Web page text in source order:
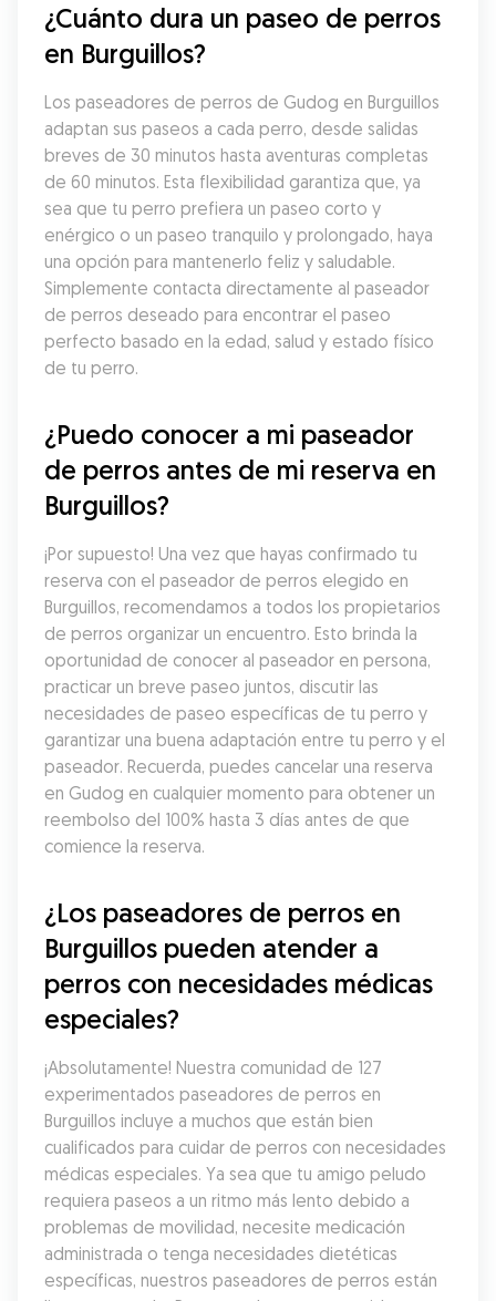
¿Cuánto dura un paseo de perros
en Burguillos?
Los paseadores de perros de Gudog en Burguillos
adaptan sus paseos a cada perro, desde salidas
breves de 30 minutos hasta aventuras completas
de 60 minutos. Esta flexibilidad garantiza que, ya
sea que tu perro prefiera un paseo corto y
enérgico o un paseo tranquilo y prolongado, haya
una opción para mantenerlo feliz y saludable.
Simplemente contacta directamente al paseador
de perros deseado para encontrar el paseo
perfecto basado en la edad, salud y estado físico
de tu perro.
¿Puedo conocer a mi paseador
de perros antes de mi reserva en
Burguillos?
¡Por supuesto! Una vez que hayas confirmado tu
reserva con el paseador de perros elegido en
Burguillos, recomendamos a todos los propietarios
de perros organizar un encuentro. Esto brinda la
oportunidad de conocer al paseador en persona,
practicar un breve paseo juntos, discutir las
necesidades de paseo específicas de tu perro y
garantizar una buena adaptación entre tu perro y el
paseador. Recuerda, puedes cancelar una reserva
en Gudog en cualquier momento para obtener un
reembolso del 100% hasta 3 días antes de que
comience la reserva.
¿Los paseadores de perros en
Burguillos pueden atender a
perros con necesidades médicas
especiales?
¡Absolutamente! Nuestra comunidad de 127
experimentados paseadores de perros en
Burguillos incluye a muchos que están bien
cualificados para cuidar de perros con necesidades
médicas especiales. Ya sea que tu amigo peludo
requiera paseos a un ritmo más lento debido a
problemas de movilidad, necesite medicación
administrada o tenga necesidades dietéticas
específicas, nuestros paseadores de perros están